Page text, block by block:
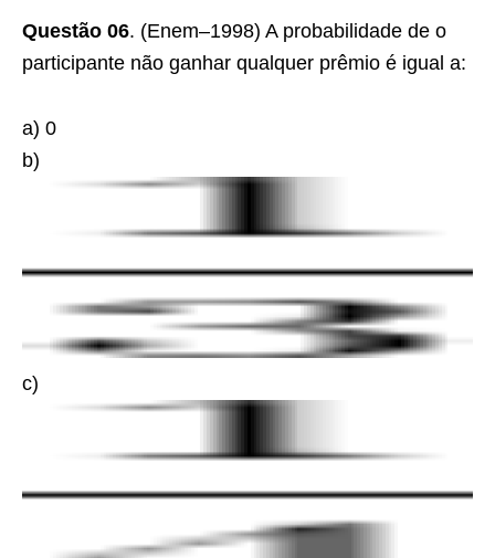
Questão 06. (Enem–1998) A probabilidade de o
participante não ganhar qualquer prêmio é igual a:
a) 0
b)
c)